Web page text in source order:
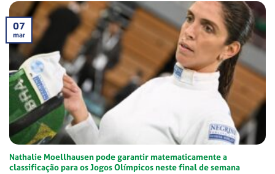
Nathalie Moellhausen pode garantir matematicamente a
classificação para os Jogos Olímpicos neste final de semana
07
mar